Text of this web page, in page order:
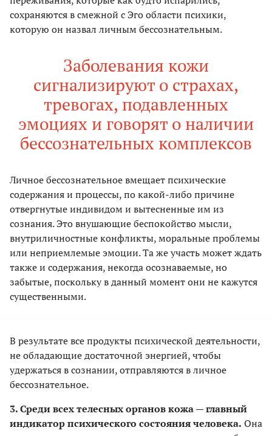
сохраняются в смежной с Эго области психики,
которую он назвал личным бессознательным.
Заболевания кожи
сигнализируют о страхах,
тревогах, подавленных
эмоциях и говорят о наличии
бессознательных комплексов
Личное бессознательное вмещает психические
содержания и процессы, по какой-либо причине
отвергнутые индивидом и вытесненные им из
сознания. Это внушающие беспокойство мысли,
внутриличностные конфликты, моральные проблемы
или неприемлемые эмоции. Та же участь может ждать
также и содержания, некогда осознаваемые, но
забытые, поскольку в данный момент они не кажутся
существенными.
В результате все продукты психической деятельности,
не обладающие достаточной энергией, чтобы
удержаться в сознании, отправляются в личное
бессознательное.
3. Среди всех телесных органов кожа — главный
индикатор психического состояния человека. Она